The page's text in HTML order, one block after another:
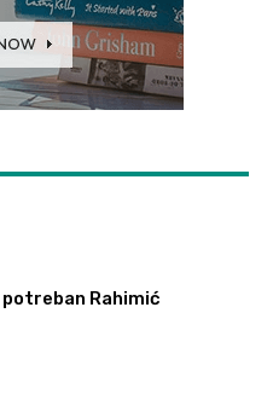
potreban Rahimić